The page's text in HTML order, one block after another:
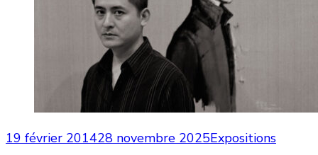
19 février 201428 novembre 2025Expositions